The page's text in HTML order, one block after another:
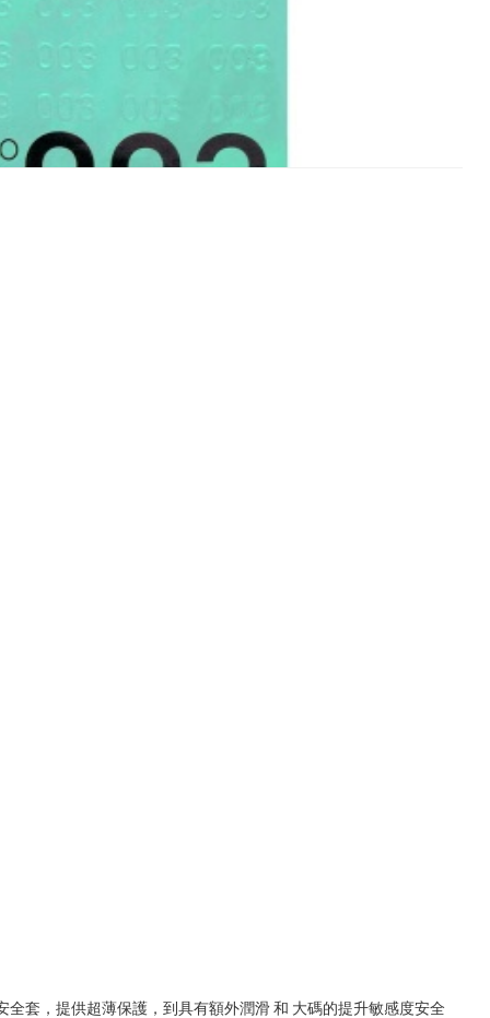
套，提供超薄保護，到具有額外潤滑 和 大碼的提升敏感度安全